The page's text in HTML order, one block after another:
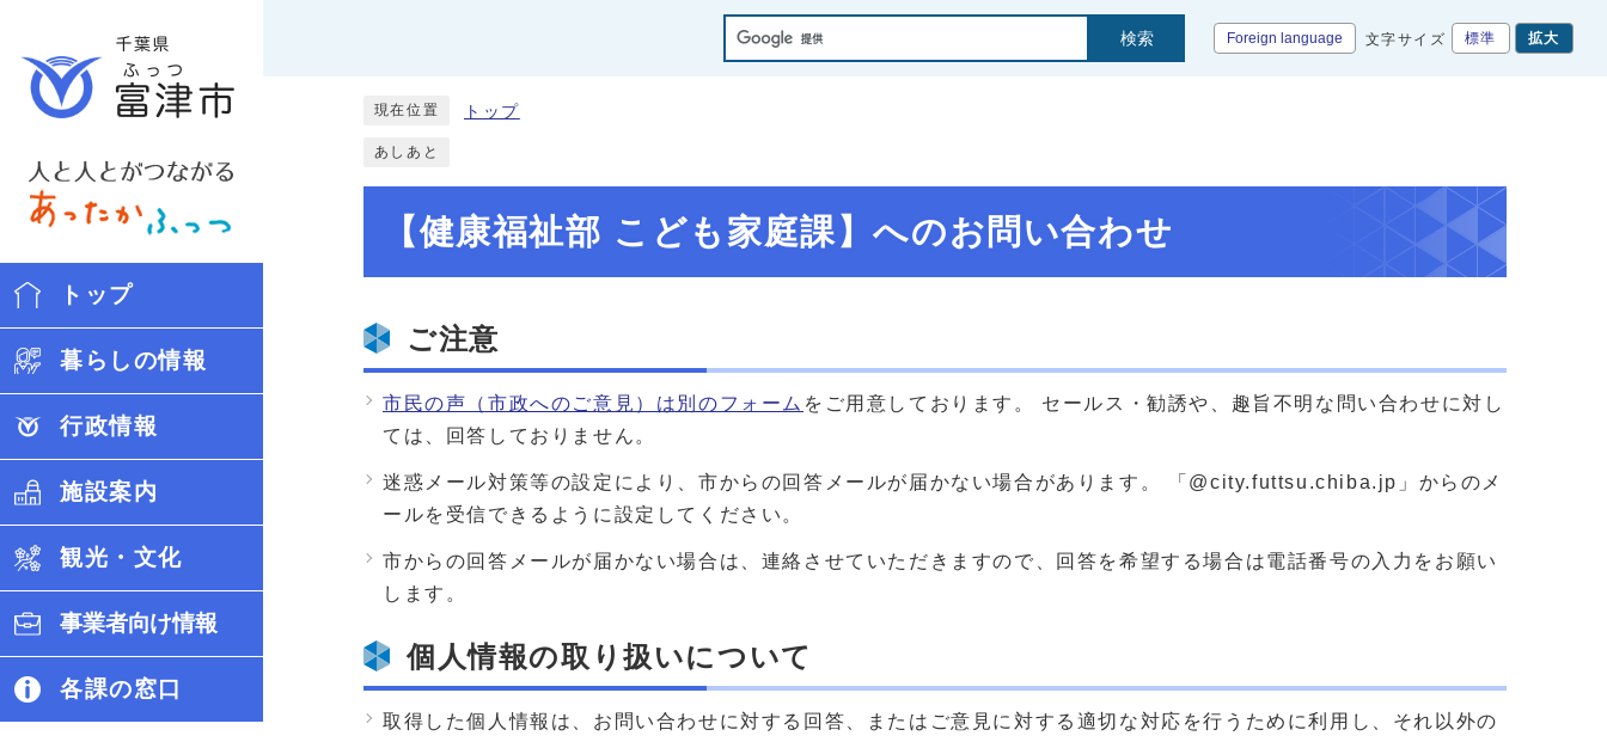
トップ
暮らしの情報
行政情報
施設案内
観光・文化
事業者向け情報
各課の窓口
検索 Foreign language 文字サイズ 標準 拡大
現在位置 トップ
あしあと
【健康福祉部 こども家庭課】へのお問い合わせ
ご注意
市民の声（市政へのご意見）は別のフォーム をご用意しております。 セールス・勧誘や、趣旨不明な問い合わせに対し
ては、回答しておりません。
迷惑メール対策等の設定により、市からの回答メールが届かない場合があります。 「@city.futtsu.chiba.jp」からのメ
ールを受信できるように設定してください。
市からの回答メールが届かない場合は、連絡させていただきますので、回答を希望する場合は電話番号の入力をお願い
します。
個人情報の取り扱いについて
取得した個人情報は、お問い合わせに対する回答、またはご意見に対する適切な対応を行うために利用し、それ以外の